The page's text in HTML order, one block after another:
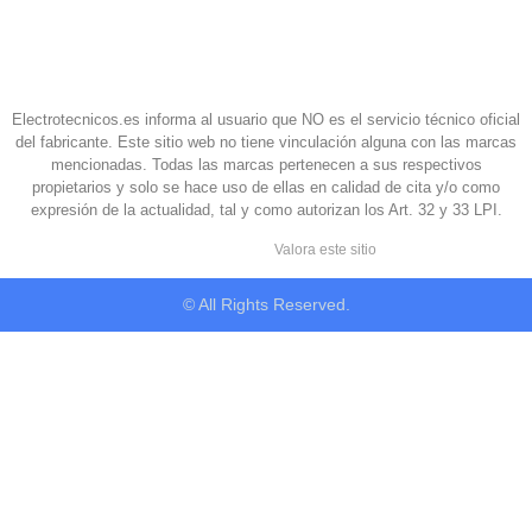
Electrotecnicos.es informa al usuario que NO es el servicio técnico oficial
del fabricante. Este sitio web no tiene vinculación alguna con las marcas
mencionadas. Todas las marcas pertenecen a sus respectivos
propietarios y solo se hace uso de ellas en calidad de cita y/o como
expresión de la actualidad, tal y como autorizan los Art. 32 y 33 LPI.
Valora este sitio
© All Rights Reserved.